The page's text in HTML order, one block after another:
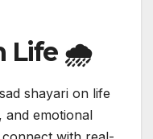
Life 🌧
shayari on life
and emotional